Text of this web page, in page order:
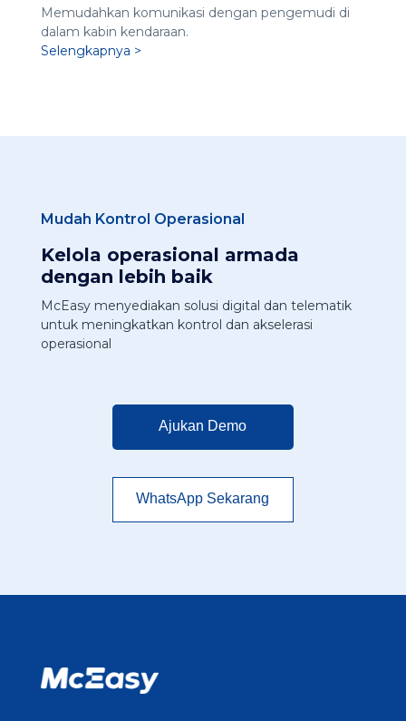
Memudahkan komunikasi dengan pengemudi di
dalam kabin kendaraan.
Selengkapnya >
Mudah Kontrol Operasional
Kelola operasional armada
dengan lebih baik
McEasy menyediakan solusi digital dan telematik
untuk meningkatkan kontrol dan akselerasi
operasional
Ajukan Demo
WhatsApp Sekarang